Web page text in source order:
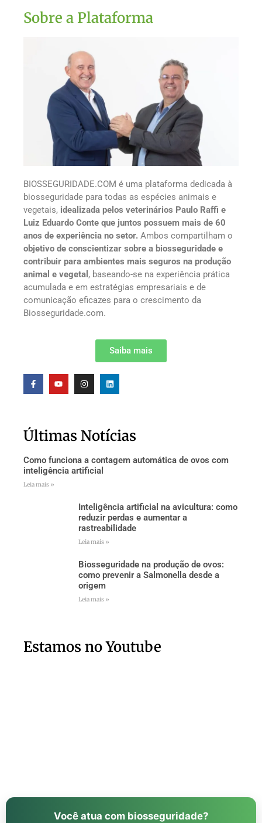
Sobre a Plataforma
BIOSSEGURIDADE.COM é uma plataforma dedicada à
biosseguridade para todas as espécies animais e
vegetais, idealizada pelos veterinários Paulo Raffi e
Luiz Eduardo Conte que juntos possuem mais de 60
anos de experiência no setor. Ambos compartilham o
objetivo de conscientizar sobre a biosseguridade e
contribuir para ambientes mais seguros na produção
animal e vegetal , baseando-se na experiência prática
acumulada e em estratégias empresariais e de
comunicação eficazes para o crescimento da
Biosseguridade.com.
Saiba mais
Últimas Notícias
Como funciona a contagem automática de ovos com
inteligência artificial
Leia mais »
Inteligência artificial na avicultura: como
reduzir perdas e aumentar a
rastreabilidade
Leia mais »
Biosseguridade na produção de ovos:
como prevenir a Salmonella desde a
origem
Leia mais »
Estamos no Youtube
Você atua com biosseguridade?